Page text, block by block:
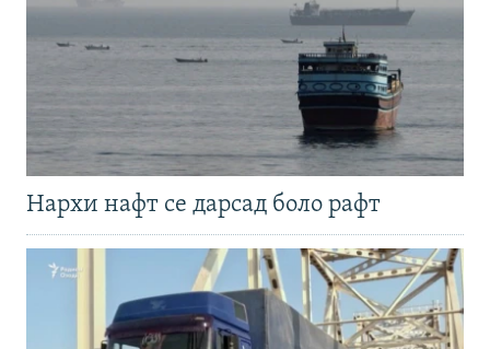
Нархи нафт се дарсад боло рафт